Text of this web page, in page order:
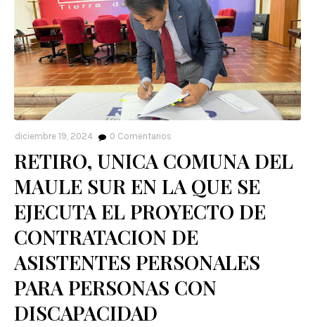
diciembre 19, 2024 0 Comentarios
RETIRO, UNICA COMUNA DEL
MAULE SUR EN LA QUE SE
EJECUTA EL PROYECTO DE
CONTRATACION DE
ASISTENTES PERSONALES
PARA PERSONAS CON
DISCAPACIDAD